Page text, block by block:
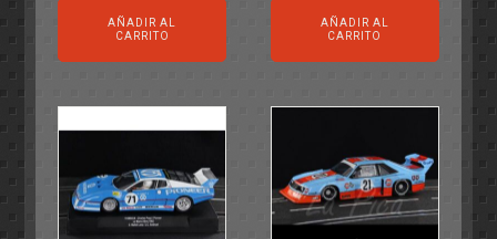
AÑADIR AL
CARRITO
AÑADIR AL
CARRITO